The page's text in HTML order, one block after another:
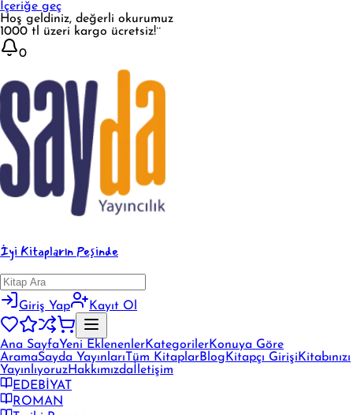
İçeriğe geç
Hoş geldiniz, değerli okurumuz
1000 tl üzeri kargo ücretsiz!¨
0
İyi Kitapların Peşinde
Giriş Yap Kayıt Ol
Ana SayfaYeni EklenenlerKategorilerKonuya Göre
AramaSayda Yayınları Tüm KitaplarBlog Kitapçı Girişi Kitabınızı
YayınlıyoruzHakkımızda İletişim
EDEBİYAT
ROMAN